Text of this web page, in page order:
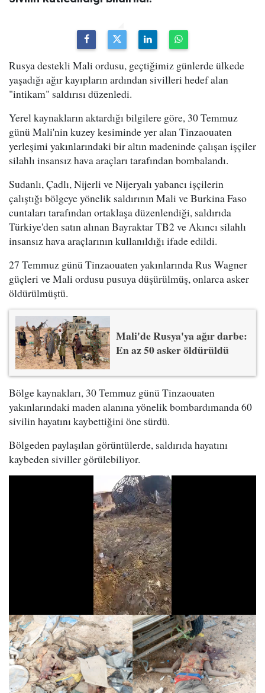
Rusya destekli Mali ordusu, geçtiğimiz günlerde ülkede
yaşadığı ağır kayıpların ardından sivilleri hedef alan
"intikam" saldırısı düzenledi.
Yerel kaynakların aktardığı bilgilere göre, 30 Temmuz
günü Mali'nin kuzey kesiminde yer alan Tinzaouaten
yerleşimi yakınlarındaki bir altın madeninde çalışan işçiler
silahlı insansız hava araçları tarafından bombalandı.
Sudanlı, Çadlı, Nijerli ve Nijeryalı yabancı işçilerin
çalıştığı bölgeye yönelik saldırının Mali ve Burkina Faso
cuntaları tarafından ortaklaşa düzenlendiği, saldırıda
Türkiye'den satın alınan Bayraktar TB2 ve Akıncı silahlı
insansız hava araçlarının kullanıldığı ifade edildi.
27 Temmuz günü Tinzaouaten yakınlarında Rus Wagner
güçleri ve Mali ordusu pusuya düşürülmüş, onlarca asker
öldürülmüştü.
Mali'de Rusya'ya ağır darbe:
En az 50 asker öldürüldü
Bölge kaynakları, 30 Temmuz günü Tinzaouaten
yakınlarındaki maden alanına yönelik bombardımanda 60
sivilin hayatını kaybettiğini öne sürdü.
Bölgeden paylaşılan görüntülerde, saldırıda hayatını
kaybeden siviller görülebiliyor.